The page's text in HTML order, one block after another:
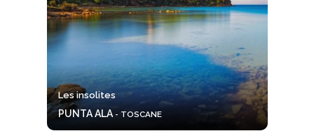
Les insolites
PUNTA ALA - TOSCANE